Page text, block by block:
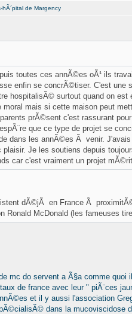
de Margency
toutes ces annÃ©es oÃ¹ ils
enfin se concrÃ©tiser. C'est une
hospitalisÃ© surtout quand on est
mais si cette maison peut
prÃ©sent c'est rassurant
que ce type de projet se
dans les annÃ©es Ã venir.
Je les soutiens depuis
car c'est vraiment un projet
dÃ©jÃ en France Ã
Ronald McDonald (les fameuses
mc do servent a Ã§a comme quoi
de france avec leur " piÃ¨ces
et il y aussi l'association
dans la mucoviscidose